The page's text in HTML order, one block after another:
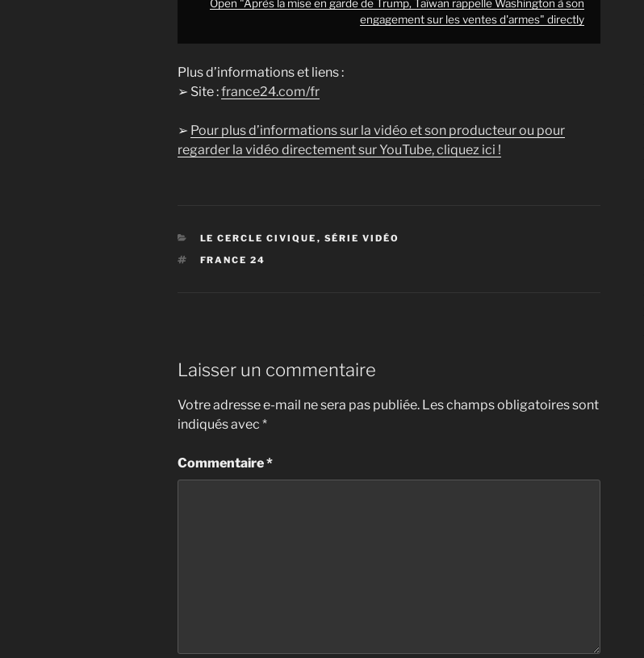
engagement
les
ventes
from
YouTube
Open "Après la mise en garde de Trump, Taïwan rappelle Washington à son
engagement sur les ventes d'armes" directly
Plus d’informations et liens :
➢ Site :france24.com/fr
➢ Pour plus d’informations sur la vidéo et son producteur ou pour
regarder la vidéo directement sur YouTube, cliquez ici !
CATÉGORIES
LE CERCLE CIVIQUE , SÉRIE VIDÉO
ÉTIQUETTES
FRANCE 24
Laisser un commentaire
Votre adresse e-mail ne sera pas publiée. Les champs obligatoires sont
indiqués avec *
Commentaire*